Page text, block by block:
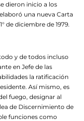
dieron inicio a los
una nueva Carta
de diciembre de 1979.
y de todos incluso
en Jefe de las
la ratificación
Así mismo, es
fuego, designar al
de Discernimiento de
funciones como